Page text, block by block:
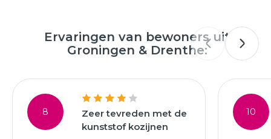
Ervaringen van bewoners uit
Groningen & Drenthe:
8
Zeer tevreden met de
kunststof kozijnen
10